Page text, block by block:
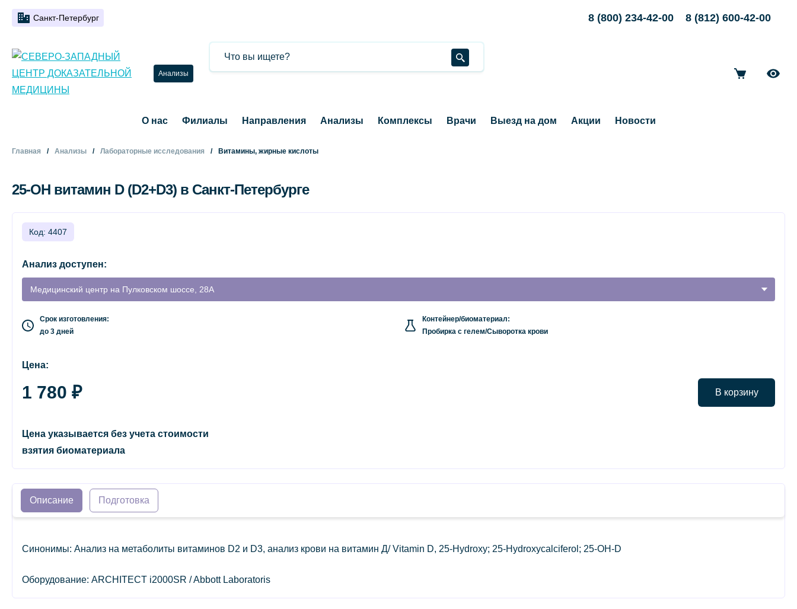
Санкт-Петербург 8 (800) 234-42-00 8 (812) 600-42-00
Анализы
О нас Филиалы Направления Анализы Комплексы Врачи Выезд на дом Акции Новости
Главная Анализы Лабораторные исследования Витамины, жирные кислоты
25-OH витамин D (D2+D3) в Санкт-Петербурге
Код: 4407
Анализ доступен:
Медицинский центр на Пулковском шоссе, 28А
Срок изготовления:
до 3 дней
Контейнер/биоматериал:
Пробирка с гелем/Сыворотка крови
Цена:
1 780 ₽ В корзину
Цена указывается без учета стоимости
взятия биоматериала
Описание Подготовка
Синонимы: Анализ на метаболиты витаминов D2 и D3, анализ крови на витамин Д/ Vitamin D, 25-Hydroxy; 25-Hydroxycalciferol; 25-OH-D
Оборудование: ARCHITECT i2000SR / Abbott Laboratoris